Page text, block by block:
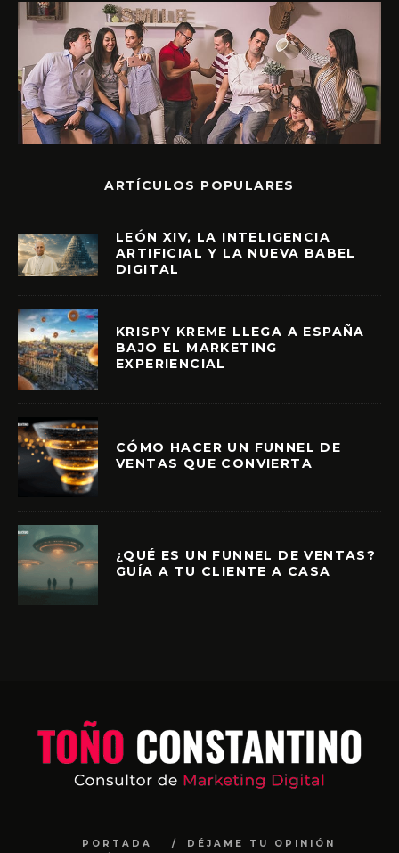
ARTÍCULOS POPULARES
LEÓN XIV, LA INTELIGENCIA
ARTIFICIAL Y LA NUEVA BABEL
DIGITAL
KRISPY KREME LLEGA A ESPAÑA
BAJO EL MARKETING
EXPERIENCIAL
CÓMO HACER UN FUNNEL DE
VENTAS QUE CONVIERTA
¿QUÉ ES UN FUNNEL DE VENTAS?
GUÍA A TU CLIENTE A CASA
PORTADA
DÉJAME TU OPINIÓN